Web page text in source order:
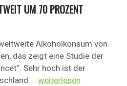
UM 70 PROZENT
Alkoholkonsum von
das zeigt eine Studie der
Sehr hoch ist der
... weiterlesen